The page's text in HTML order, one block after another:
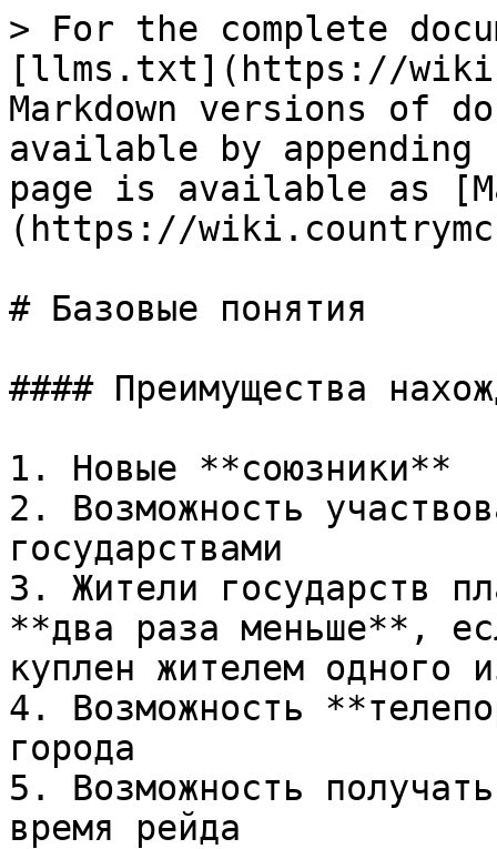
> For the complete
[llms.txt](https://
Markdown versions of
available by
page is available as
(https://
# Базовые понятия
#### Преимущества
1. Новые **союзники**
2. Возможность
государствами
3. Жители государств
**два раза меньше**,
куплен жителем одного
4. Возможность
города
5. Возможность
время рейда